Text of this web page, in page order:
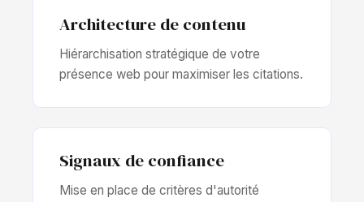
Architecture de contenu
Hiérarchisation stratégique de votre
présence web pour maximiser les citations.
Signaux de confiance
Mise en place de critères d'autorité